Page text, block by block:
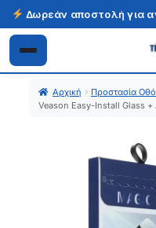
Δωρεάν αποστολή για
Απευθείας
μετάβαση
Μετάβαση
σε
περιεχόμενο
Αρχική Προστασία
Veason Easy-Install Glass